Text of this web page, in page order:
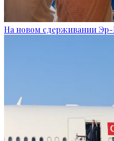
На новом сдерживании